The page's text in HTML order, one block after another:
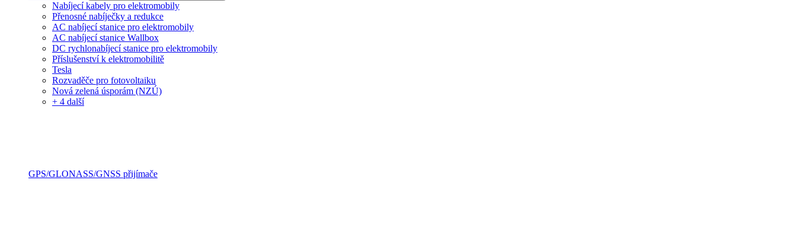
Nabíjecí kabely pro elektromobily
Přenosné nabíječky a redukce
AC nabíjecí stanice pro elektromobily
AC nabíjecí stanice Wallbox
DC rychlonabíjecí stanice pro elektromobily
Příslušenství k elektromobilitě
Tesla
Rozvaděče pro fotovoltaiku
Nová zelená úsporám (NZÚ)
+ 4 další
GPS/GLONASS/GNSS přijímače